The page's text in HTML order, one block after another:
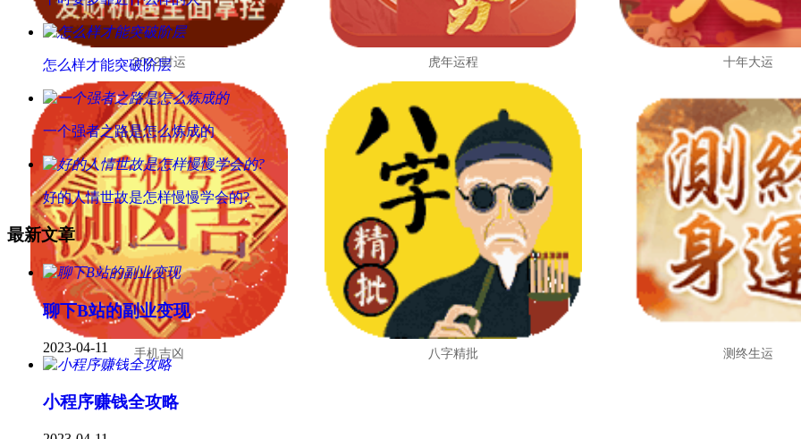
2022财运 虎年运程 十年大运
手机吉凶 八字精批 测终生运
怎么样才能突破阶层
一个强者之路是怎么炼成的
好的人情世故是怎样慢慢学会的?
最新文章
聊下B站的副业变现
2023-04-11
小程序赚钱全攻略